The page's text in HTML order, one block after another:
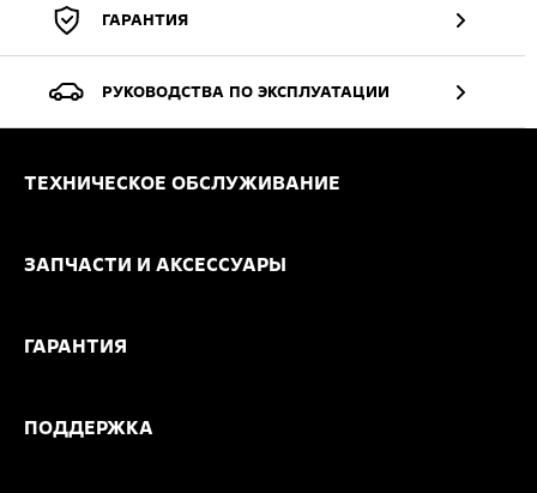
ГАРАНТИЯ
РУКОВОДСТВА ПО ЭКСПЛУАТАЦИИ
ТЕХНИЧЕСКОЕ ОБСЛУЖИВАНИЕ
ЗАПЧАСТИ И АКСЕССУАРЫ
ГАРАНТИЯ
ПОДДЕРЖКА